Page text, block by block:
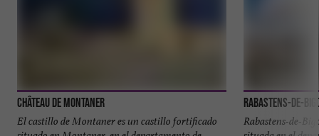
Château de Montaner
El castillo de Montaner es un castillo fortificado
Rabastens-de-
Rabastens-de-